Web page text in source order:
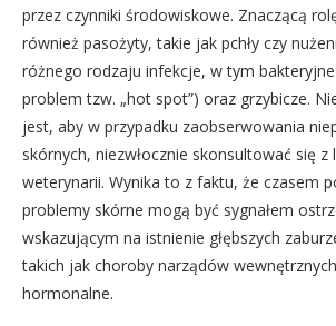
przez czynniki środowiskowe. Znaczącą
również pasożyty, takie jak pchły czy
różnego rodzaju infekcje, w tym
problem tzw. „hot spot”) oraz grzybicze.
jest, aby w przypadku zaobserwowania
skórnych, niezwłocznie skonsultować się z
weterynarii. Wynika to z faktu, że czasem
problemy skórne mogą być sygnałem
wskazującym na istnienie głębszych
takich jak choroby narządów
hormonalne.